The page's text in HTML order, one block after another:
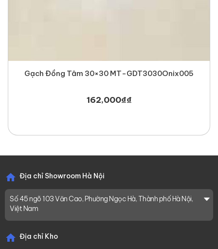
Gạch Đồng Tâm 30×30 MT-GDT3030Onix005
162,000₫₫
Địa chỉ Showroom Hà Nội
Số 45 ngõ 103 Văn Cao, Phường Ngọc Hà, Thành phố Hà Nội,
Việt Nam
Địa chỉ Kho